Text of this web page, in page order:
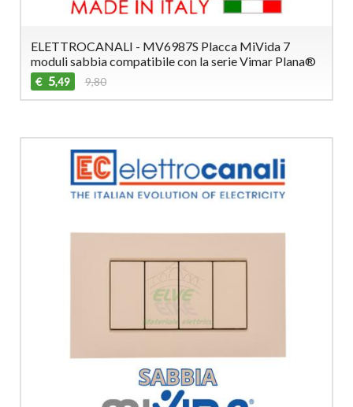
ELETTROCANALI - MV6987S Placca MiVida 7
moduli sabbia compatibile con la serie Vimar Plana®
€ 5,49 9,80